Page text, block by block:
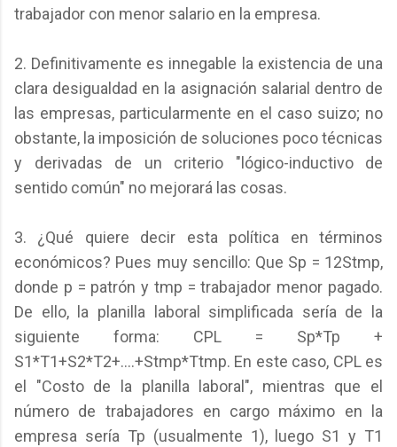
trabajador con menor salario en la empresa.
2. Definitivamente es innegable la existencia de una
clara desigualdad en la asignación salarial dentro de
las empresas, particularmente en el caso suizo; no
obstante, la imposición de soluciones poco técnicas
y derivadas de un criterio "lógico-inductivo de
sentido común" no mejorará las cosas.
3. ¿Qué quiere decir esta política en términos
económicos? Pues muy sencillo: Que Sp = 12Stmp,
donde p = patrón y tmp = trabajador menor pagado.
De ello, la planilla laboral simplificada sería de la
siguiente forma: CPL = Sp*Tp +
S1*T1+S2*T2+....+Stmp*Ttmp. En este caso, CPL es
el "Costo de la planilla laboral", mientras que el
número de trabajadores en cargo máximo en la
empresa sería Tp (usualmente 1), luego S1 y T1